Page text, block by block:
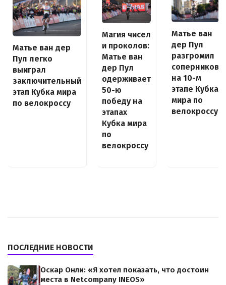
Матье ван дер
Пул легко
выиграл
заключительный
этап Кубка мира
по велокроссу
Магия чисел
и проколов:
Матье ван
дер Пул
одерживает
50-ю
победу на
этапах
Кубка мира
по
велокроссу
Матье ван
дер Пул
разгромил
соперников
на 10-м
этапе Кубка
мира по
велокроссу
ПОСЛЕДНИЕ НОВОСТИ
Оскар Онли: «Я хотел показать, что достоин
места в Netcompany INEOS»